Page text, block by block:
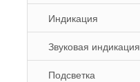
Индикация
Звуковая индикация
Подсветка